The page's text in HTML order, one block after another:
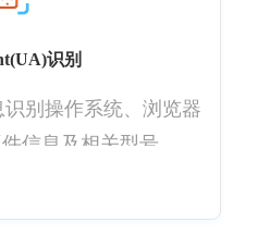
识别
识别操作系统、浏览器
信息及相关型号，识